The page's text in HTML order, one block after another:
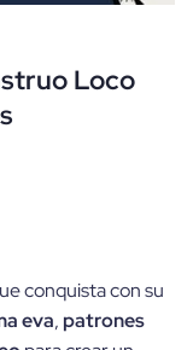
Loco
conquista con su
eva, patrones